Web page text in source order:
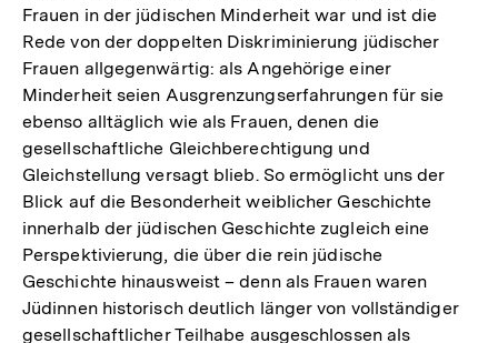
Frauen in der jüdischen Minderheit war und ist die
Rede von der doppelten Diskriminierung jüdischer
Frauen allgegenwärtig: als Angehörige einer
Minderheit seien Ausgrenzungserfahrungen für sie
ebenso alltäglich wie als Frauen, denen die
gesellschaftliche Gleichberechtigung und
Gleichstellung versagt blieb. So ermöglicht uns der
Blick auf die Besonderheit weiblicher Geschichte
innerhalb der jüdischen Geschichte zugleich eine
Perspektivierung, die über die rein jüdische
Geschichte hinausweist – denn als Frauen waren
Jüdinnen historisch deutlich länger von vollständiger
gesellschaftlicher Teilhabe ausgeschlossen als